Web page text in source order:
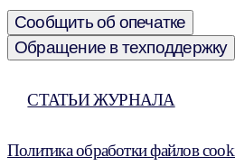
Сообщить об опечатке
Обращение в техподдержку
СТАТЬИ ЖУРНАЛА
Политика обработки файлов